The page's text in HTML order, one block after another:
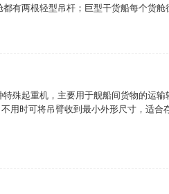
有两根轻型吊杆；巨型干货船每个货舱
殊起重机，主要用于舰船间货物的运
用时可将吊臂收到最小外形尺寸，适